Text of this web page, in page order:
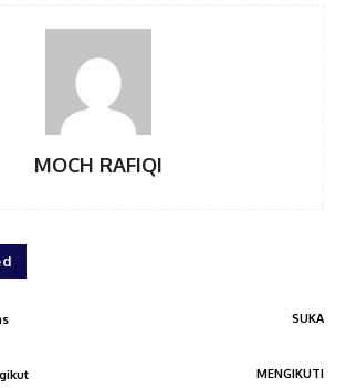
MOCH RAFIQI
SUKA
MENGIKUTI